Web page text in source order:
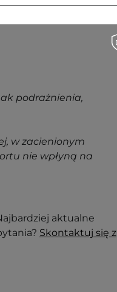
nie wpłyną na
podrażnienia,
w zacienionym
nie wpłyną na
aktualne
Skontaktuj się z